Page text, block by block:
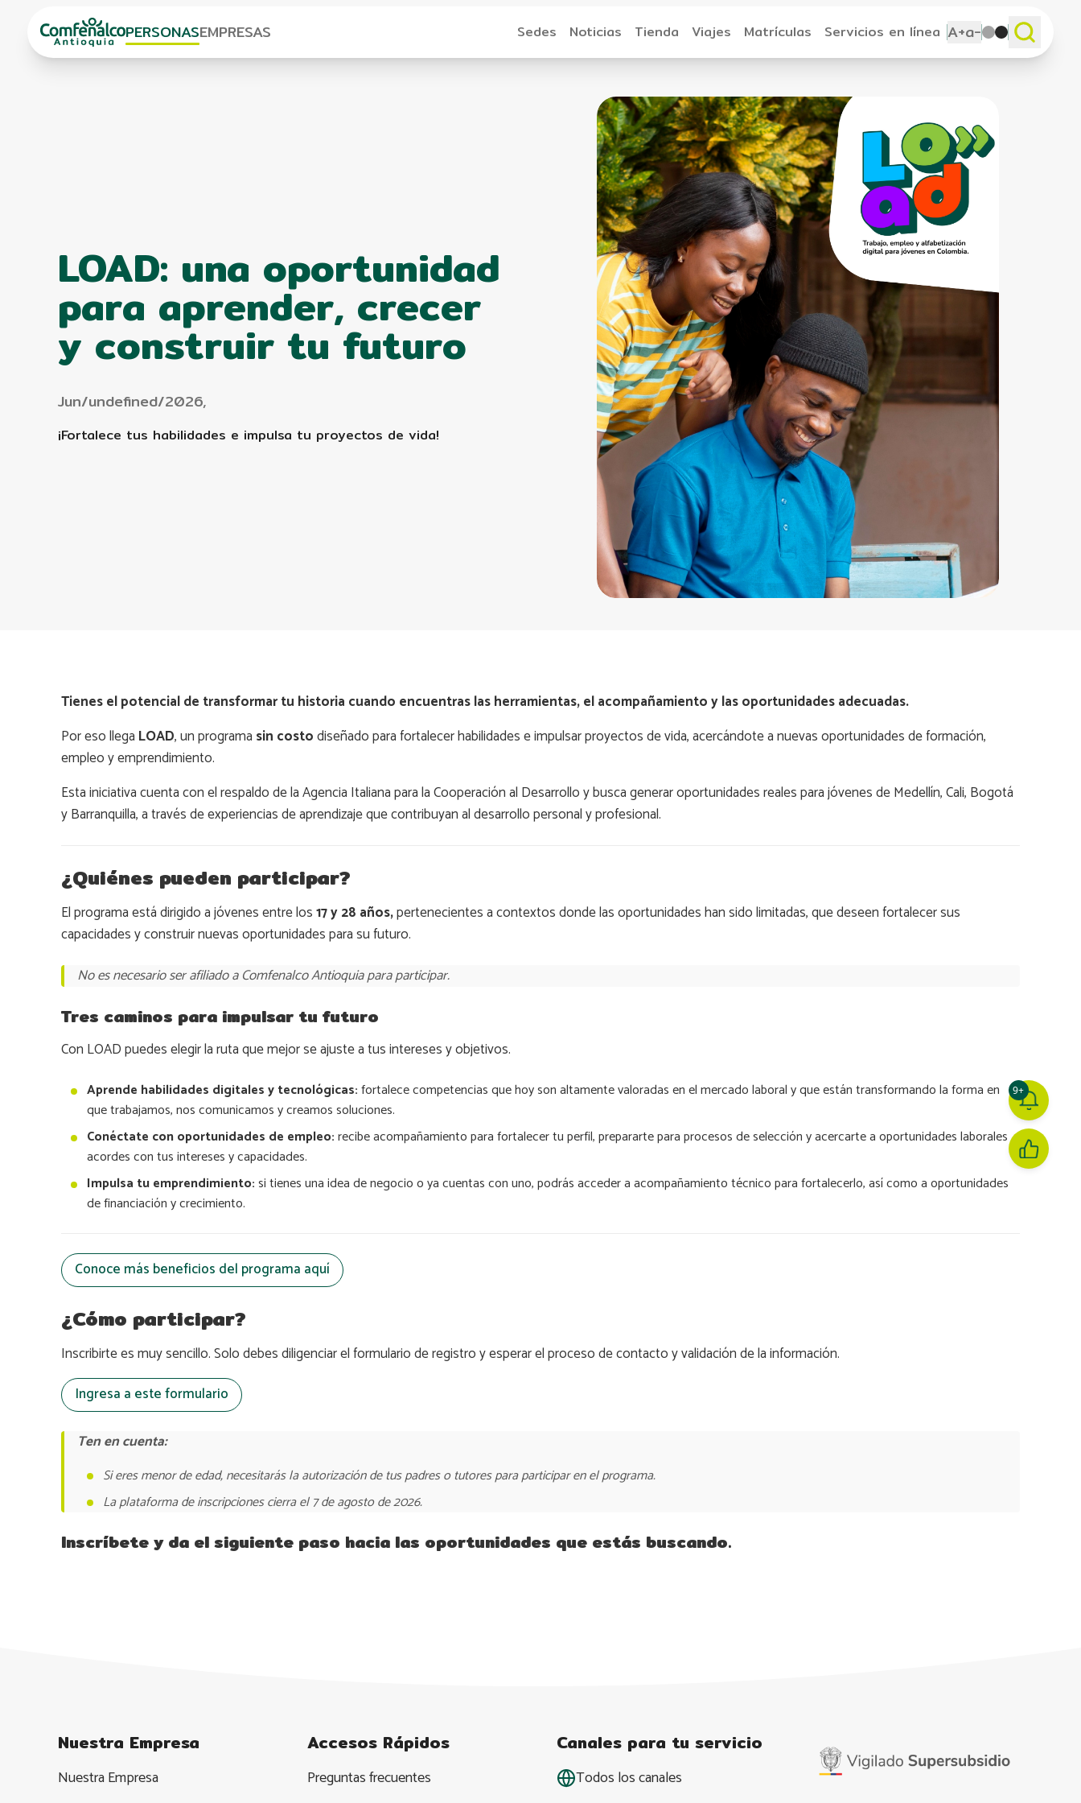
PERSONASEMPRESAS Sedes Noticias Tienda Viajes Matrículas Servicios en línea A+a-
9+
LOAD: una oportunidad
para aprender, crecer
y construir tu futuro
Jun/undefined/2026,
¡Fortalece tus habilidades e impulsa tu proyectos de vida!
Tienes el potencial de transformar tu historia cuando encuentras las herramientas, el acompañamiento y las oportunidades adecuadas.
Por eso llega LOAD, un programa sin costodiseñado para fortalecer habilidades e impulsar proyectos de vida, acercándote a nuevas oportunidades de formación,
empleo y emprendimiento.
Esta iniciativa cuenta con el respaldo de la Agencia Italiana para la Cooperación al Desarrollo y busca generar oportunidades reales para jóvenes de Medellín, Cali, Bogotá
y Barranquilla, a través de experiencias de aprendizaje que contribuyan al desarrollo personal y profesional.
¿Quiénes pueden participar?
El programa está dirigido a jóvenes entre los17 y 28 años,pertenecientes a contextos donde las oportunidades han sido limitadas, que deseen fortalecer sus
capacidades y construir nuevas oportunidades para su futuro.
No es necesario ser afiliado a Comfenalco Antioquia para participar.
Tres caminos para impulsar tu futuro
Con LOAD puedes elegir la ruta que mejor se ajuste a tus intereses y objetivos.
Aprende habilidades digitales y tecnológicas:fortalece competencias que hoy son altamente valoradas en el mercado laboral y que están transformando la forma en
que trabajamos, nos comunicamos y creamos soluciones.
Conéctate con oportunidades de empleo:recibe acompañamiento para fortalecer tu perfil, prepararte para procesos de selección y acercarte a oportunidades laborales
acordes con tus intereses y capacidades.
Impulsa tu emprendimiento:si tienes una idea de negocio o ya cuentas con uno, podrás acceder a acompañamiento técnico para fortalecerlo, así como a oportunidades
de financiación y crecimiento.
Conoce más beneficios del programa aquí
¿Cómo participar?
Inscribirte es muy sencillo. Solo debes diligenciar el formulario de registro y esperar el proceso de contacto y validación de la información.
Ingresa a este formulario
Ten en cuenta:
Si eres menor de edad, necesitarás la autorización de tus padres o tutores para participar en el programa.
La plataforma de inscripciones cierra el 7 de agosto de 2026.
Inscríbete y da el siguiente paso hacia las oportunidades que estás buscando.
Nuestra Empresa
Nuestra Empresa
Accesos Rápidos
Preguntas frecuentes
Canales para tu servicio
Todos los canales